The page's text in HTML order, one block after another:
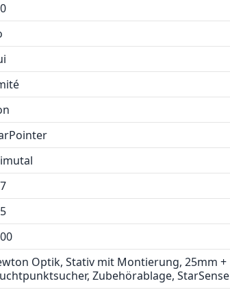
Optik, Stativ mit Montierung, 25mm
Zubehörablage,